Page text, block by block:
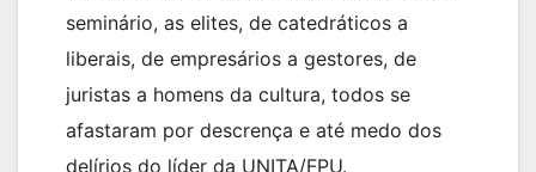
seminário, as elites, de catedráticos a
liberais, de empresários a gestores, de
juristas a homens da cultura, todos se
afastaram por descrença e até medo dos
delírios do líder da UNITA/FPU.